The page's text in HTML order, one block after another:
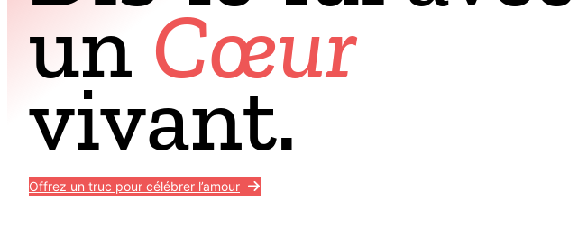
un Cœur
vivant.
Offrez un truc pour célébrer l’amour